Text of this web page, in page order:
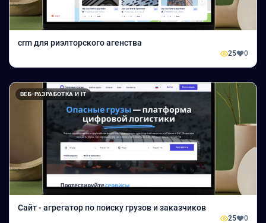
crm для риэлторского агенства
25 0
ВЕБ-РАЗРАБОТКА И IT
Сайт - агрегатор по поиску грузов и заказчиков
25 0